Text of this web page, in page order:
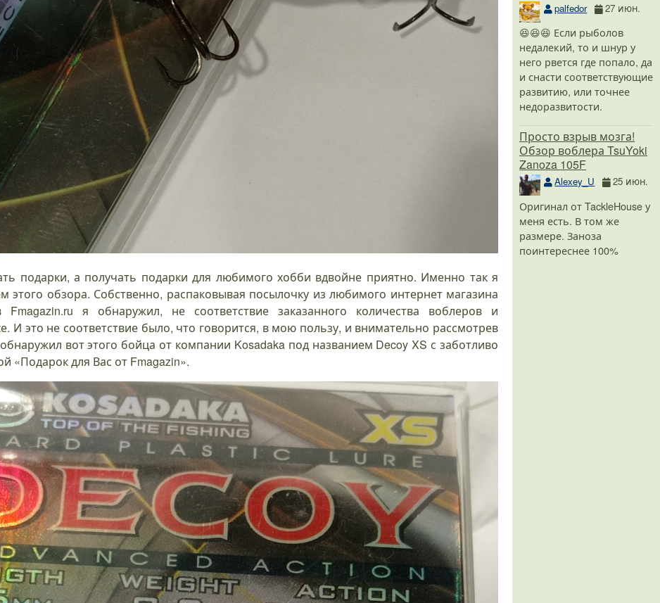
подарки, а получать подарки для любимого хобби вдвойне приятно. Именно так я
этого обзора. Собственно, распаковывая посылочку из любимого интернет магазина
Fmagazin.ru я обнаружил, не соответствие заказанного количества воблеров и
И это не соответствие было, что говорится, в мою пользу, и внимательно рассмотрев
вот этого бойца от компании Kosadaka под названием Decoy XS с заботливо
«Подарок для Вас от Fmagazin».
palfedor 27 июн.
😆😆😆 Если рыболов
недалекий, то и шнур у
него рвется где попало, да
и снасти соответствующие
развитию, или точнее
недоразвитости.
Просто взрыв мозга!
Обзор воблера TsuYoki
Zanoza 105F
Alexey_U 25 июн.
Оригинал от TackleHouse у
меня есть. В том же
размере. Заноза
поинтереснее 100%